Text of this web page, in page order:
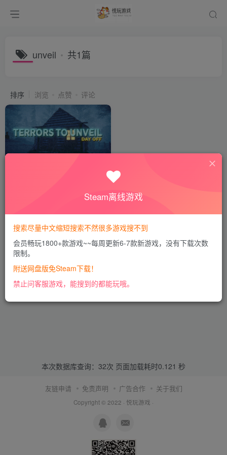
unveil 共1篇
排序 浏览 点赞 评论
本次数据库查询：32次 页面加载耗时0.121 秒
友链申请 免责声明 广告合作 关于我们
Copyright © 2022 · 悦玩游戏 ·
Steam离线游戏
搜索尽量中文缩短搜索不然很多游戏搜不到
会员畅玩1800+款游戏~~每周更新6-7款新游戏，没有下载次数
限制。
附送网盘版免Steam下载！
禁止问客服游戏，能搜到的都能玩哦。